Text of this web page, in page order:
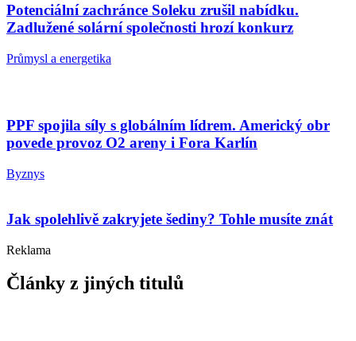
Potenciální zachránce Soleku zrušil nabídku.
Zadlužené solární společnosti hrozí konkurz
Průmysl a energetika
PPF spojila síly s globálním lídrem. Americký obr
povede provoz O2 areny i Fora Karlín
Byznys
Jak spolehlivě zakryjete šediny? Tohle musíte znát
Reklama
Články z jiných titulů